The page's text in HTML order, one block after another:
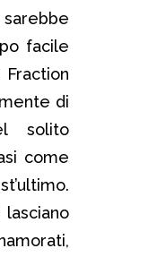
facile
di
solito
come